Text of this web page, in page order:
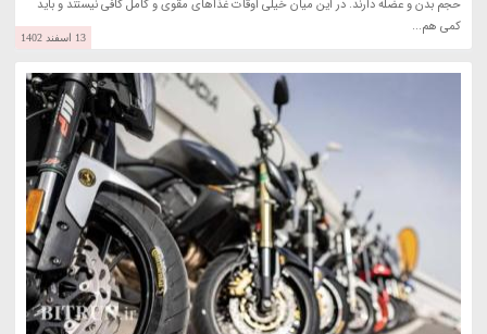
حجم بدن و عضله دارند. در این میان خیلی اوقات غذاهای مقوی و کامل کافی نیستند و باید
کمی هم...
13 اسفند 1402